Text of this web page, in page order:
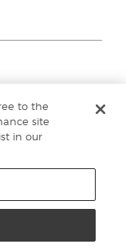
to the
site
in our